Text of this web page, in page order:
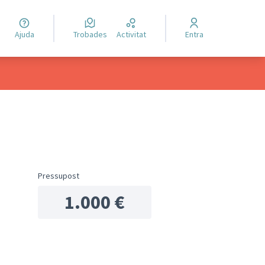
Ajuda Trobades Activitat Entra
de recursos
Pressupost
1.000 €